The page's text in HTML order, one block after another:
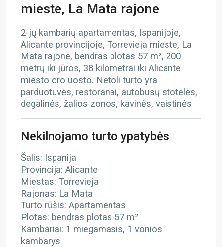
mieste, La Mata rajone
2-jų kambarių apartamentas, Ispanijoje,
Alicante provincijoje, Torrevieja mieste, La
Mata rajone, bendras plotas 57 m², 200
metrų iki jūros, 38 kilometrai iki Alicante
miesto oro uosto. Netoli turto yra
parduotuvės, restoranai, autobusų stotelės,
degalinės, žalios zonos, kavinės, vaistinės
Nekilnojamo turto ypatybės
Šalis: Ispanija
Provincija: Alicante
Miestas: Torrevieja
Rajonas: La Mata
Turto rūšis: Apartamentas
Plotas: bendras plotas 57 m²
Kambariai: 1 miegamasis, 1 vonios
kambarys